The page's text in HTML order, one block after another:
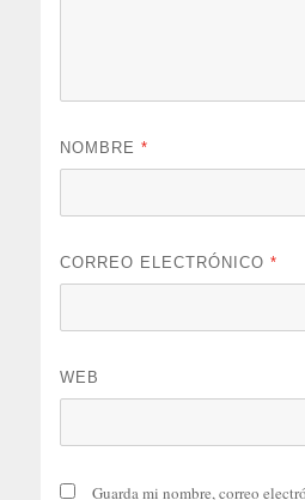
NOMBRE*
CORREO ELECTRÓNICO*
WEB
Guarda mi nombre, correo